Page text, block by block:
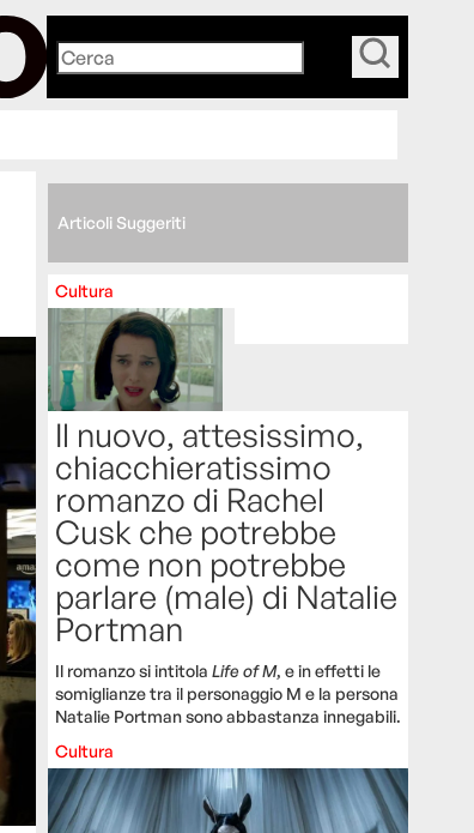
Articoli Suggeriti
Cultura
Il nuovo, attesissimo,
chiacchieratissimo
romanzo di Rachel
Cusk che potrebbe
come non potrebbe
parlare (male) di Natalie
Portman
Il romanzo si intitolaLife of M, e in effetti le
somiglianze tra il personaggio M e la persona
Natalie Portman sono abbastanza innegabili.
Cultura